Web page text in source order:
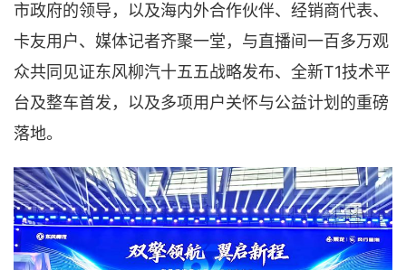
市政府的领导，以及海内外合作伙伴、经销商代表、
卡友用户、媒体记者齐聚一堂，与直播间一百多万观
众共同见证东风柳汽十五五战略发布、全新T1技术平
台及整车首发，以及多项用户关怀与公益计划的重磅
落地。